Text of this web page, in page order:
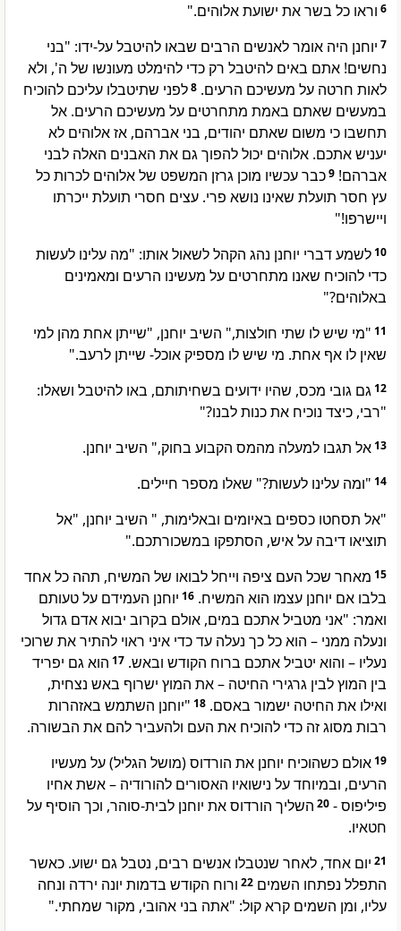
6 וראו כל בשר את ישועת אלוהים."
7 יוחנן היה אומר לאנשים הרבים שבאו להיטבל על-ידו: "בני
נחשים! אתם באים להיטבל רק כדי להימלט מעונשו של ה', ולא
לאות חרטה על מעשיכם הרעים. 8לפני שתיטבלו עליכם להוכיח
במעשים שאתם באמת מתחרטים על מעשיכם הרעים. אל
תחשבו כי משום שאתם יהודים, בני אברהם, אז אלוהים לא
יעניש אתכם. אלוהים יכול להפוך גם את האבנים האלה לבני
אברהם! 9כבר עכשיו מוכן גרזן המשפט של אלוהים לכרות כל
עץ חסר תועלת שאינו נושא פרי. עצים חסרי תועלת ייכרתו
ויישרפו!"
10לשמע דברי יוחנן נהג הקהל לשאול אותו: "מה עלינו לעשות
כדי להוכיח שאנו מתחרטים על מעשינו הרעים ומאמינים
באלוהים?"
11 "מי שיש לו שתי חולצות," השיב יוחנן, "שייתן אחת מהן למי
שאין לו אף אחת. מי שיש לו מספיק אוכל- שייתן לרעב."
12גם גובי מכס, שהיו ידועים בשחיתותם, באו להיטבל ושאלו:
"רבי, כיצד נוכיח את כנות לבנו?"
13אל תגבו למעלה מהמס הקבוע בחוק," השיב יוחנן.
14 "ומה עלינו לעשות?" שאלו מספר חיילים.
"אל תסחטו כספים באיומים ובאלימות, " השיב יוחנן, "אל
תוציאו דיבה על איש, הסתפקו במשכורתכם."
15 מאחר שכל העם ציפה וייחל לבואו של המשיח, תהה כל אחד
בלבו אם יוחנן עצמו הוא המשיח. 16 יוחנן העמידם על טעותם
ואמר: "אני מטביל אתכם במים, אולם בקרוב יבוא אדם גדול
ונעלה ממני – הוא כל כך נעלה עד כדי איני ראוי להתיר את שרוכי
נעליו – והוא יטביל אתכם ברוח הקודש ובאש. 17 הוא גם יפריד
בין המוץ לבין גרגירי החיטה – את המוץ ישרוף באש נצחית,
ואילו את החיטה ישמור באסם. 18 "יוחנן השתמש באזהרות
רבות מסוג זה כדי להוכיח את העם ולהעביר להם את הבשורה.
19אולם כשהוכיח יוחנן את הורדוס (מושל הגליל) על מעשיו
הרעים, ובמיוחד על נישואיו האסורים להורודיה – אשת אחיו
פיליפוס - 20 השליך הורדוס את יוחנן לבית-סוהר, וכך הוסיף על
חטאיו.
21 יום אחד, לאחר שנטבלו אנשים רבים, נטבל גם ישוע. כאשר
התפלל נפתחו השמים 22 ורוח הקודש בדמות יונה ירדה ונחה
עליו, ומן השמים קרא קול: "אתה בני אהובי, מקור שמחתי."